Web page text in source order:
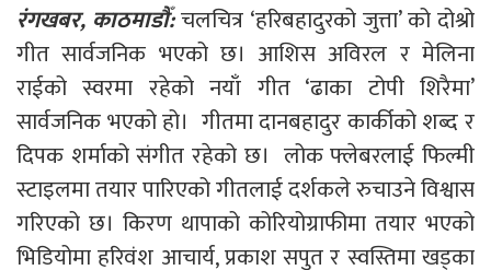
रंगखबर, काठमाडौँ:चलचित्र ‘हरिबहादुरको जुत्ता’ को दोश्रो
गीत सार्वजनिक भएको छ। आशिस अविरल र मेलिना
राईको स्वरमा रहेको नयाँ गीत ‘ढाका टोपी शिरैमा’
सार्वजनिक भएको हो। गीतमा दानबहादुर कार्कीको शब्द र
दिपक शर्माको संगीत रहेको छ। लोक फ्लेबरलाई फिल्मी
स्टाइलमा तयार पारिएको गीतलाई दर्शकले रुचाउने विश्वास
गरिएको छ। किरण थापाको कोरियोग्राफीमा तयार भएको
भिडियोमा हरिवंश आचार्य, प्रकाश सपुत र स्वस्तिमा खड्का